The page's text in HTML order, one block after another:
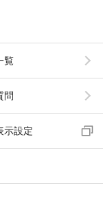
覧
問
示設定